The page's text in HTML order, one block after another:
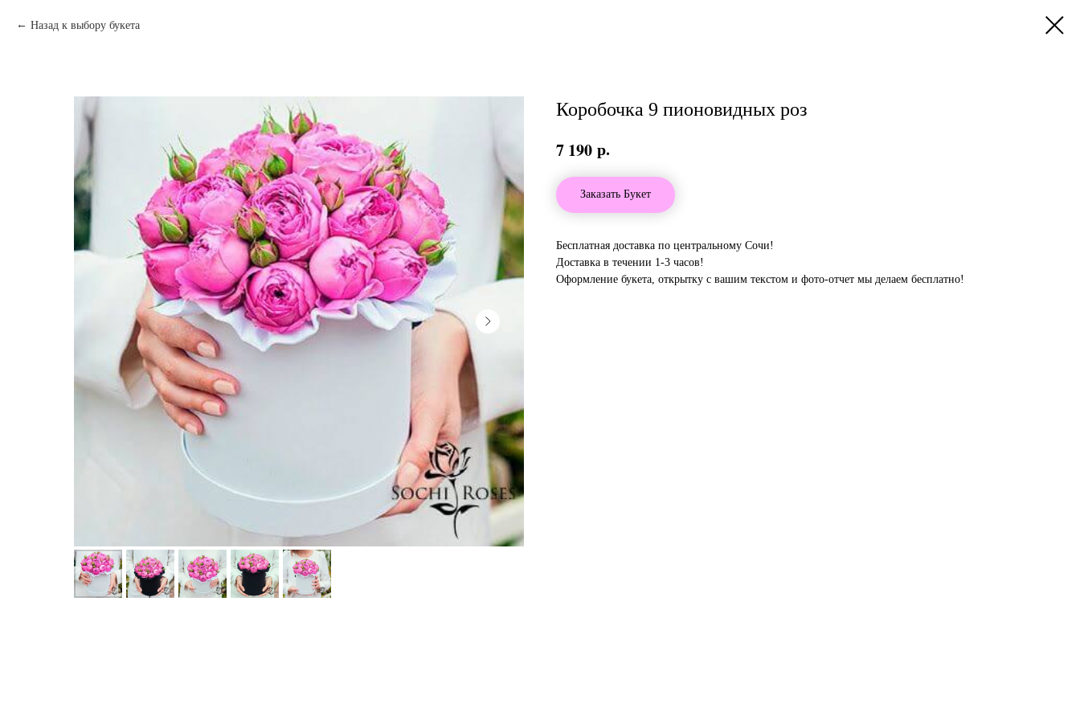
Назад к выбору букета
Коробочка 9 пионовидных роз
7 190 р.
Заказать Букет
Бесплатная доставка по центральному Сочи!
Доставка в течении 1-3 часов!
Оформление букета, открытку с вашим текстом и фото-отчет мы делаем бесплатно!